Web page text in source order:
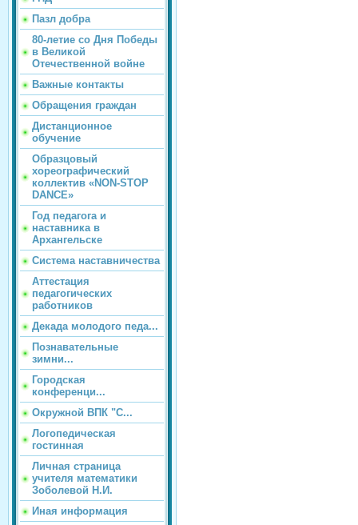
Пазл добра
80-летие со Дня Победы
в Великой
Отечественной войне
Важные контакты
Обращения граждан
Дистанционное
обучение
Образцовый
хореографический
коллектив «NON-STOP
DANCE»
Год педагога и
наставника в
Архангельске
Система наставничества
Аттестация
педагогических
работников
Декада молодого педа...
Познавательные
зимни...
Городская
конференци...
Окружной ВПК "С...
Логопедическая
гостинная
Личная страница
учителя математики
Зоболевой Н.И.
Иная информация